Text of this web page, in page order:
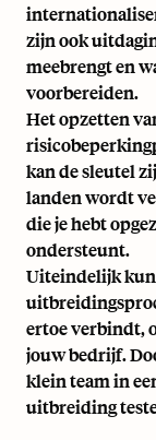
zijn ook
meebrengt en
voorbereiden.
Het opzetten
kan de sleutel
landen wordt
die je hebt
ondersteunt.
Uiteindelijk kun
ertoe verbindt,
jouw bedrijf.
klein team in
uitbreiding